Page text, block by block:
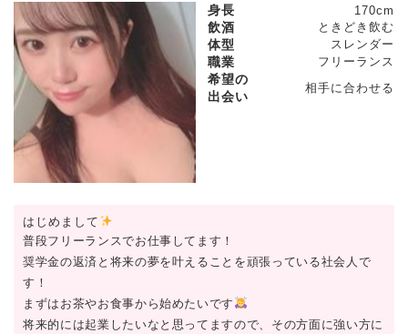
身長 170cm
飲酒 ときどき飲む
体型 スレンダー
職業 フリーランス
希望の
出会い
相手に合わせる
はじめまして
普段フリーランスでお仕事してます！
奨学金の返済と将来の夢を叶えることを頑張っている社会人で
す！
まずはお茶やお食事から始めたいです
将来的には起業したいなと思ってますので、その方面に強い方に